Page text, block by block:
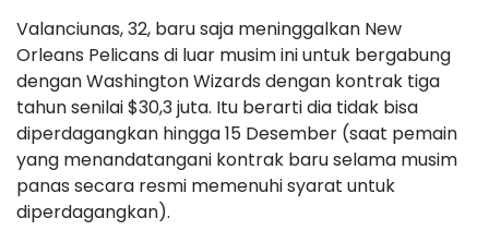
Valanciunas, 32, baru saja meninggalkan New
Orleans Pelicans di luar musim ini untuk bergabung
dengan Washington Wizards dengan kontrak tiga
tahun senilai $30,3 juta. Itu berarti dia tidak bisa
diperdagangkan hingga 15 Desember (saat pemain
yang menandatangani kontrak baru selama musim
panas secara resmi memenuhi syarat untuk
diperdagangkan).